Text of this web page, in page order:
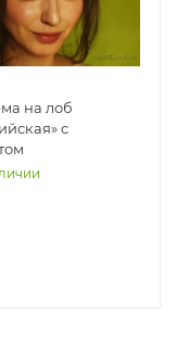
на лоб
с